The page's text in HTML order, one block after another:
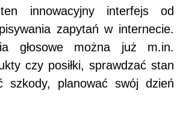
innowacyjny interfejs od
zapytań w internecie.
głosowe można już m.in.
czy posiłki, sprawdzać stan
szkody, planować swój dzień